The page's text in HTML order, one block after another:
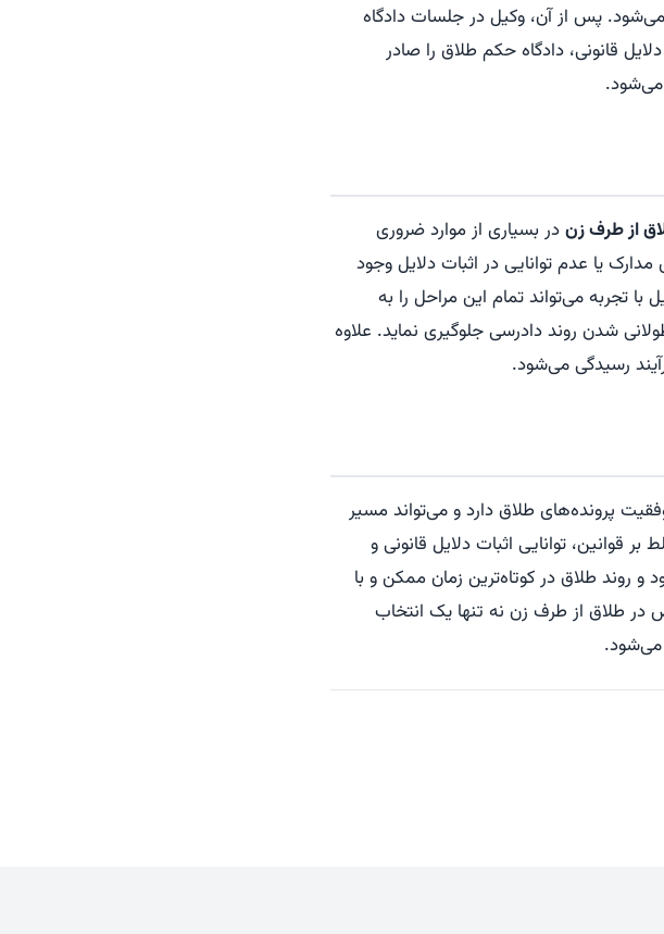
پس از آن، وکیل در جلسات دادگاه
قانونی، دادگاه حکم طلاق را صادر
می‌شود.
از طرف زندر بسیاری از موارد ضروری
یا عدم توانایی در اثبات دلایل وجود
با تجربه می‌تواند تمام این مراحل را به
شدن روند دادرسی جلوگیری نماید. علاوه
رسیدگی می‌شود.
پرونده‌های طلاق دارد و می‌تواند مسیر
قوانین، توانایی اثبات دلایل قانونی و
طلاق در کوتاه‌ترین زمان ممکن و با
طلاق از طرف زن نه تنها یک انتخاب
می‌شود.